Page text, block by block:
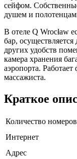
сейфом.
душем и
В отеле Q Wrocław
бар,
других удобств
камера хранения
аэропорта.
массажиста.
Краткое
Количество номеров
Интернет
Адрес